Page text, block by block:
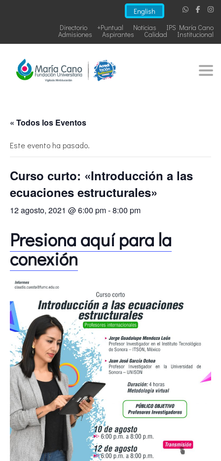
English
IPS María Cano
Noticias
+Puntual
Directorio
Institucional
Calidad
Aspirantes
Admisiones
« Todos los Eventos
Este evento ha pasado.
Curso curto: «Introducción a las
ecuaciones estructurales»
12 agosto, 2021 @ 6:00 pm-8:00 pm
Presiona aquí para la
conexión